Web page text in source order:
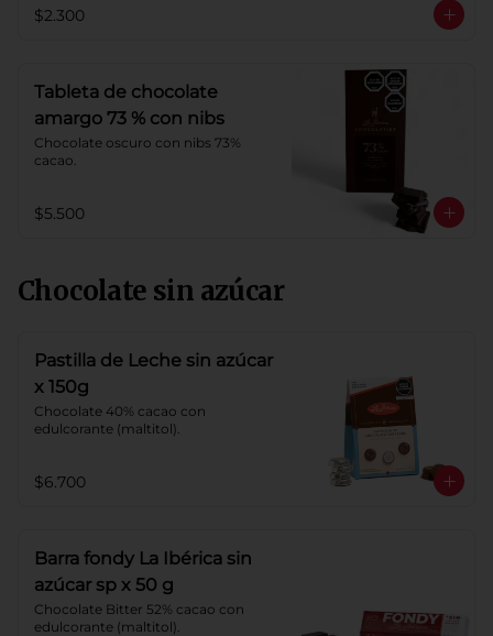
Cacao: 62%
$2.300
Tableta de chocolate
amargo 73 % con nibs
Chocolate oscuro con nibs 73%
cacao.
$5.500
Chocolate sin azúcar
Pastilla de Leche sin azúcar
x 150g
Chocolate 40% cacao con
edulcorante (maltitol).
$6.700
Barra fondy La Ibérica sin
azúcar sp x 50 g
Chocolate Bitter 52% cacao con
edulcorante (maltitol).